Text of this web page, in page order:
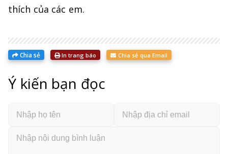
thích của các em.
Chia sẻ In trang báo Chia sẻ qua Email
Ý kiến bạn đọc